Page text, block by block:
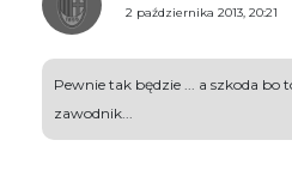
2 października 2013, 20:21
Pewnie tak będzie ... a szkoda bo
zawodnik...